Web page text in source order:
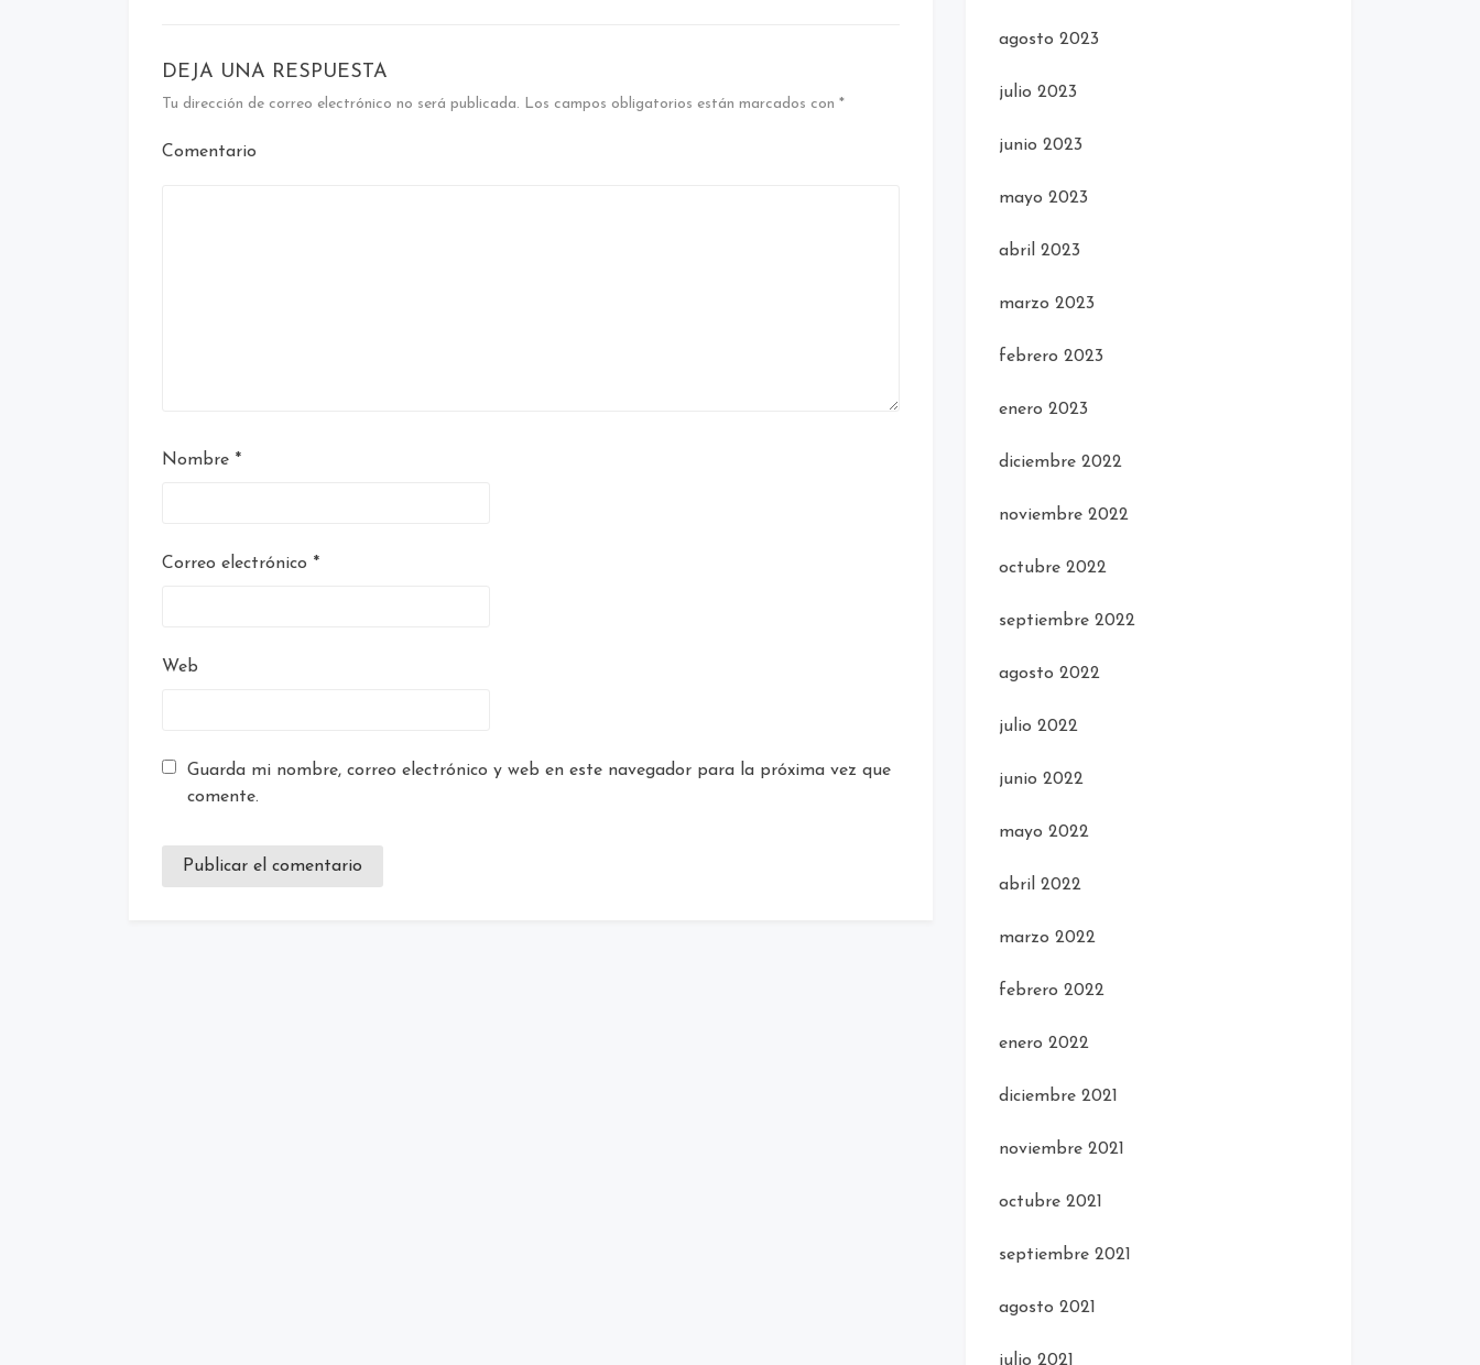
DEJA UNA RESPUESTA
Tu dirección de correo electrónico no será publicada. Los campos obligatorios están marcados con *
Comentario
Nombre *
Correo electrónico *
Web
Guarda mi nombre, correo electrónico y web en este navegador para la próxima vez que
comente.
agosto 2023
julio 2023
junio 2023
mayo 2023
abril 2023
marzo 2023
febrero 2023
enero 2023
diciembre 2022
noviembre 2022
octubre 2022
septiembre 2022
agosto 2022
julio 2022
junio 2022
mayo 2022
abril 2022
marzo 2022
febrero 2022
enero 2022
diciembre 2021
noviembre 2021
octubre 2021
septiembre 2021
agosto 2021
julio 2021